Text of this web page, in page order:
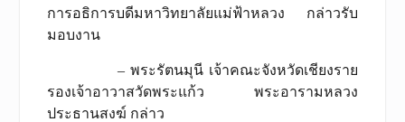
การอธิการบดีมหาวิทยาลัยแม่ฟ้าหลวง กล่าวรับ
มอบงาน
– พระรัตนมุนี เจ้าคณะจังหวัดเชียงราย
รองเจ้าอาวาสวัดพระแก้ว พระอารามหลวง
ประธานสงฆ์ กล่าว